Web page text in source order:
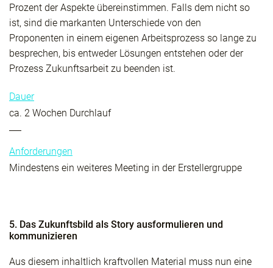
Prozent der Aspekte übereinstimmen. Falls dem nicht so
ist, sind die markanten Unterschiede von den
Proponenten in einem eigenen Arbeitsprozess so lange zu
besprechen, bis entweder Lösungen entstehen oder der
Prozess Zukunftsarbeit zu beenden ist.
Dauer
ca. 2 Wochen Durchlauf
Anforderungen
Mindestens ein weiteres Meeting in der Erstellergruppe
5. Das Zukunftsbild als Story ausformulieren und
kommunizieren
Aus diesem inhaltlich kraftvollen Material muss nun eine